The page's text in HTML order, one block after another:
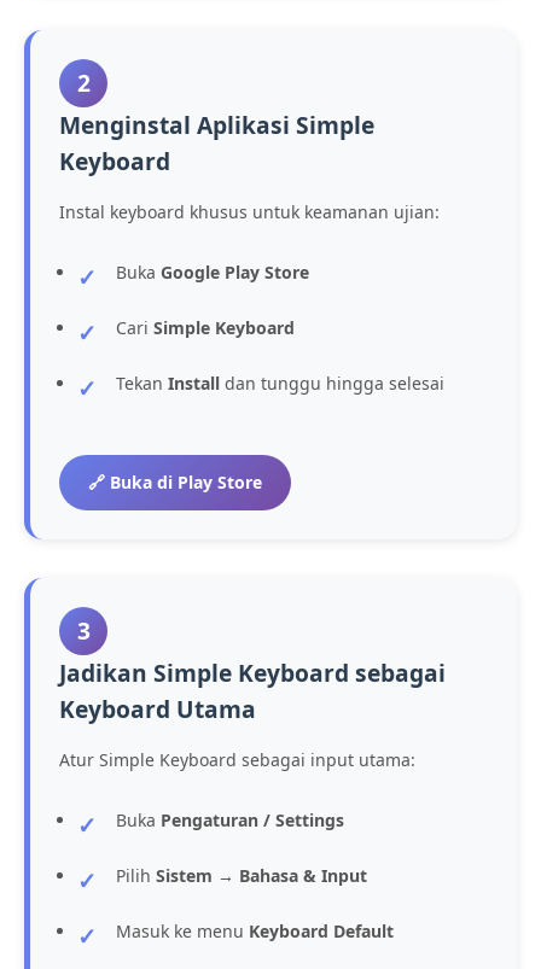
2
Menginstal Aplikasi Simple
Keyboard
Instal keyboard khusus untuk keamanan ujian:
Buka Google Play Store
Cari Simple Keyboard
Tekan Install dan tunggu hingga selesai
🔗 Buka di Play Store
3
Jadikan Simple Keyboard sebagai
Keyboard Utama
Atur Simple Keyboard sebagai input utama:
Buka Pengaturan / Settings
Pilih Sistem → Bahasa & Input
Masuk ke menu Keyboard Default